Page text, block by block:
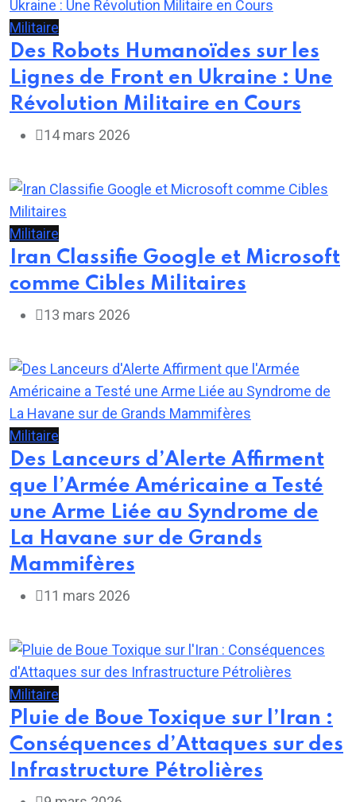
Militaire
Des Robots Humanoïdes sur les
Lignes de Front en Ukraine : Une
Révolution Militaire en Cours
14 mars 2026
Militaire
Iran Classifie Google et Microsoft
comme Cibles Militaires
13 mars 2026
Militaire
Des Lanceurs d’Alerte Affirment
que l’Armée Américaine a Testé
une Arme Liée au Syndrome de
La Havane sur de Grands
Mammifères
11 mars 2026
Militaire
Pluie de Boue Toxique sur l’Iran :
Conséquences d’Attaques sur des
Infrastructure Pétrolières